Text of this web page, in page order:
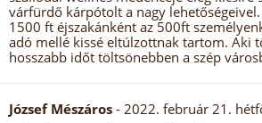
várfürdő kárpótolt a nagy
1500 ft éjszakánként az 500ft
adó mellé kissé eltúlzottnak tartom. Aki
hosszabb időt töltsönebben a szép
József Mészáros - 2022. február 21.